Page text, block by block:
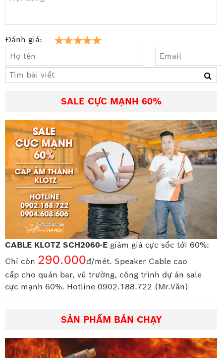
Đánh giá:
SALE CỰC MẠNH 60%
CABLE KLOTZ SCH2060-E giảm giá cực sốc tới 60%:
Chỉ còn 290.000đ/mét. Speaker Cable cao
cấp cho quán bar, vũ trường, công trình dự án sale
cực mạnh 60%. Hotline 0902.188.722 (Mr.Văn)
SẢN PHẨM BÁN CHẠY